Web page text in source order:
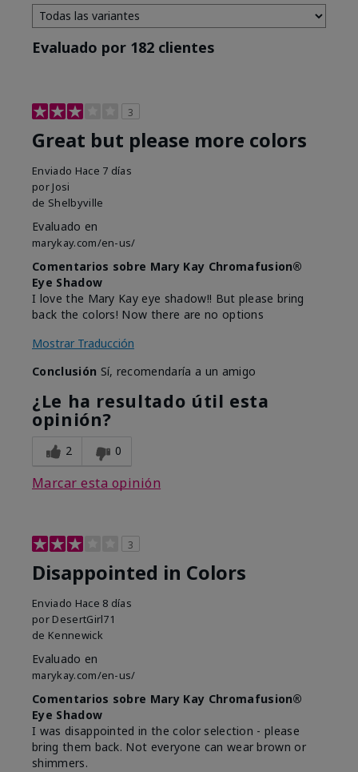
Evaluado por 182 clientes
3
Great but please more colors
Enviado Hace 7 días
por Josi
de Shelbyville
Evaluado en
marykay.com/en-us/
Comentarios sobre Mary Kay Chromafusion®
Eye Shadow
I love the Mary Kay eye shadow!! But please bring
back the colors! Now there are no options
Mostrar Traducción
Conclusión Sí, recomendaría a un amigo
¿Le ha resultado útil esta
opinión?
2 0
Marcar esta opinión
3
Disappointed in Colors
Enviado Hace 8 días
por DesertGirl71
de Kennewick
Evaluado en
marykay.com/en-us/
Comentarios sobre Mary Kay Chromafusion®
Eye Shadow
I was disappointed in the color selection - please
bring them back. Not everyone can wear brown or
shimmers.